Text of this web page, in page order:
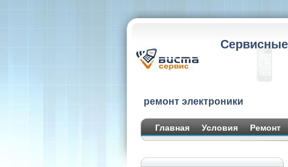
ремонт электроники
Главная Условия Ремонт